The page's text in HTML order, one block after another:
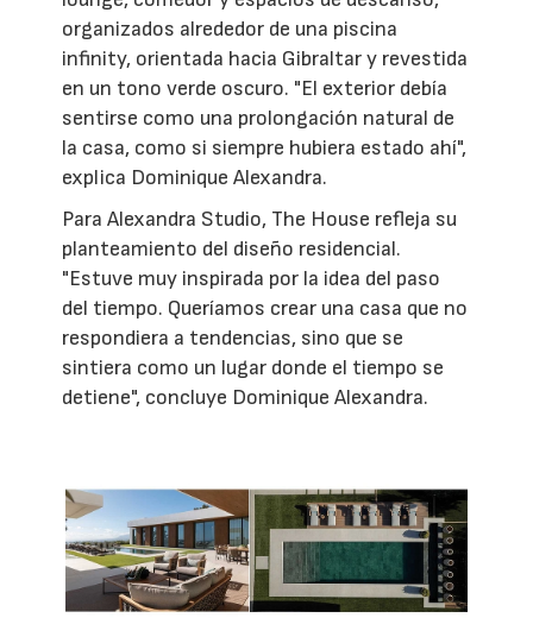
organizados alrededor de una piscina
infinity, orientada hacia Gibraltar y revestida
en un tono verde oscuro. "El exterior debía
sentirse como una prolongación natural de
la casa, como si siempre hubiera estado ahí",
explica Dominique Alexandra.
Para Alexandra Studio, The House refleja su
planteamiento del diseño residencial.
"Estuve muy inspirada por la idea del paso
del tiempo. Queríamos crear una casa que no
respondiera a tendencias, sino que se
sintiera como un lugar donde el tiempo se
detiene", concluye Dominique Alexandra.